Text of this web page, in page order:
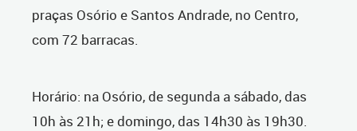
praças Osório e Santos Andrade, no Centro,
com 72 barracas.
Horário: na Osório, de segunda a sábado, das
10h às 21h; e domingo, das 14h30 às 19h30.